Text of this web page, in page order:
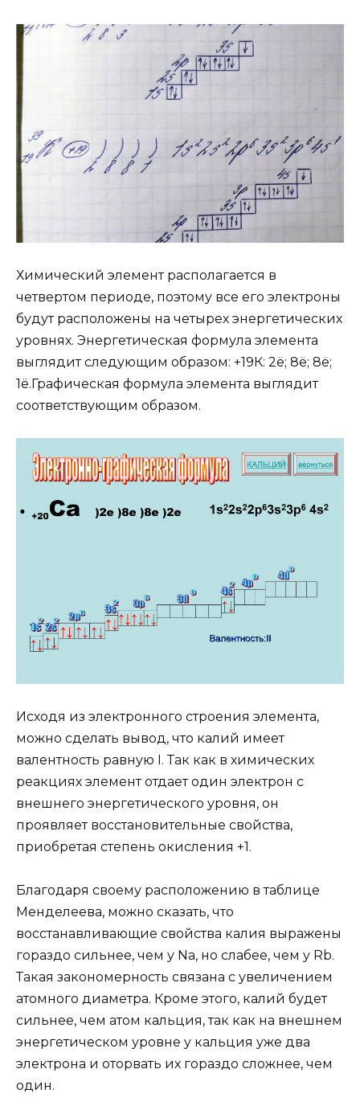
Химический элемент располагается в
четвертом периоде, поэтому все его электроны
будут расположены на четырех энергетических
уровнях. Энергетическая формула элемента
выглядит следующим образом: +19К: 2ё; 8ё; 8ё;
1ё.Графическая формула элемента выглядит
соответствующим образом.
Исходя из электронного строения элемента,
можно сделать вывод, что калий имеет
валентность равную I. Так как в химических
реакциях элемент отдает один электрон с
внешнего энергетического уровня, он
проявляет восстановительные свойства,
приобретая степень окисления +1.
Благодаря своему расположению в таблице
Менделеева, можно сказать, что
восстанавливающие свойства калия выражены
гораздо сильнее, чем у Na, но слабее, чем у Rb.
Такая закономерность связана с увеличением
атомного диаметра. Кроме этого, калий будет
сильнее, чем атом кальция, так как на внешнем
энергетическом уровне у кальция уже два
электрона и оторвать их гораздо сложнее, чем
один.